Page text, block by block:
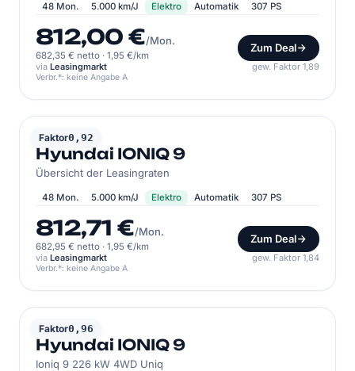
48 Mon. 5.000 km/J Elektro Automatik 307 PS
812,00 €/Mon.
682,35 € netto · 1,95 €/km
Zum Deal
via Leasingmarkt gew. Faktor 1,89
Verbr.*: keine Angabe A
Faktor0,92
HYUNDAI
Hyundai IONIQ 9
Übersicht der Leasingraten
48 Mon. 5.000 km/J Elektro Automatik 307 PS
812,71 €/Mon.
682,95 € netto · 1,95 €/km
Zum Deal
via Leasingmarkt gew. Faktor 1,84
Verbr.*: keine Angabe A
Faktor0,96
HYUNDAI
Hyundai IONIQ 9
Ioniq 9 226 kW 4WD Uniq